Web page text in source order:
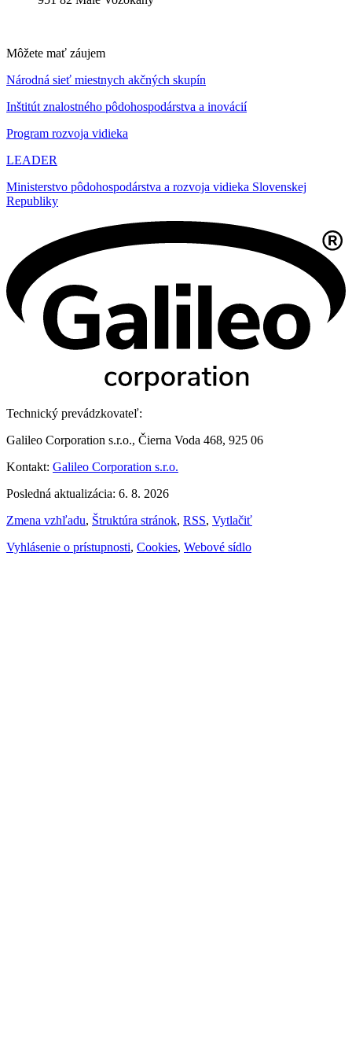
Môžete mať záujem
Národná sieť miestnych akčných skupín
Inštitút znalostného pôdohospodárstva a inovácií
Program rozvoja vidieka
LEADER
Ministerstvo pôdohospodárstva a rozvoja vidieka Slovenskej
Republiky
Technický prevádzkovateľ:
Galileo Corporation s.r.o., Čierna Voda 468, 925 06
Kontakt: Galileo Corporation s.r.o.
Posledná aktualizácia: 6. 8. 2026
Zmena vzhľadu, Štruktúra stránok, RSS, Vytlačiť
Vyhlásenie o prístupnosti, Cookies, Webové sídlo